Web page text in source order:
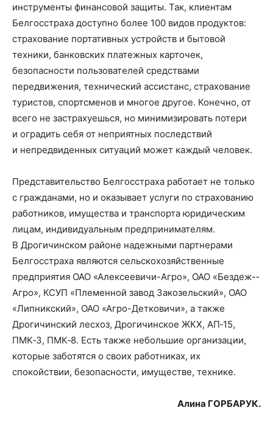
инструменты финансовой защиты. Так, клиентам
Белгосстраха доступно более 100 видов продуктов:
страхование портативных устройств и бытовой
техники, банковских платежных карточек,
безопасности пользователей средствами
передвижения, технический ассистанс, страхование
туристов, спортсменов и многое другое. Конечно, от
всего не застрахуешься, но минимизировать потери
и оградить себя от неприятных последствий
и непредвиденных ситуаций может каждый человек.
Представительство Белгосстраха работает не только
с гражданами, но и оказывает услуги по страхованию
работников, имущества и транспорта юридическим
лицам, индивидуальным предпринимателям.
В Дрогичинском районе надежными партнерами
Белгосстраха являются сельскохозяйственные
предприятия ОАО «Алексеевичи-­Агро», ОАО «Бездеж-­
Агро», КСУП «Племенной завод Закозельский», ОАО
«Липникский», ОАО «Агро-­Детковичи», а также
Дрогичинский лесхоз, Дрогичинское ЖКХ, АП‑15,
ПМК‑3, ПМК‑8. Есть также небольшие организации,
которые заботятся о своих работниках, их
спокойствии, безопасности, имуществе, технике.
Алина ГОРБАРУК.